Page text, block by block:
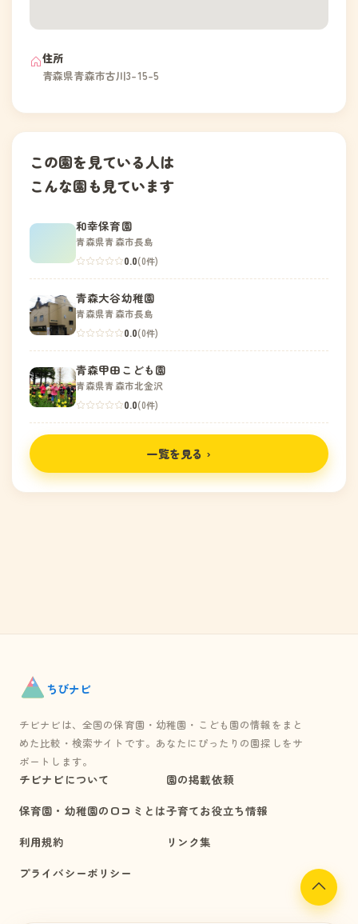
住所
青森県青森市古川3-15-5
この園を見ている人は
こんな園も見ています
和幸保育園
青森県青森市長島
0.0(0件)
青森大谷幼稚園
青森県青森市長島
0.0(0件)
青森甲田こども園
青森県青森市北金沢
0.0(0件)
一覧を見る ›
ちびナビ
チビナビは、全国の保育園・幼稚園・こども園の情報をまと
めた比較・検索サイトです。あなたにぴったりの園探しをサ
ポートします。
チビナビについて
保育園・幼稚園の口コミとは
利用規約
プライバシーポリシー
園の掲載依頼
子育てお役立ち情報
リンク集